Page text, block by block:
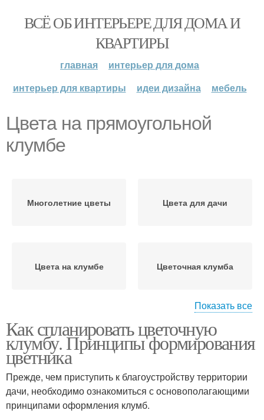
ВСЁ ОБ ИНТЕРЬЕРЕ ДЛЯ ДОМА И
КВАРТИРЫ
главная
интерьер для дома
интерьер для квартиры
идеи дизайна мебель
Цвета на прямоугольной
клумбе
Многолетние цветы Цвета для дачи
Цвета на клумбе Цветочная клумба
Простые клумбы Клумбы с названиями
Многолетники на
клумбе
Декоративные цветы
Показать все
Как спланировать цветочную
клумбу. Принципы формирования
цветника
Прежде, чем приступить к благоустройству территории
дачи, необходимо ознакомиться с основополагающими
принципами оформления клумб.